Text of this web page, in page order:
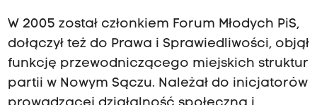
W 2005 został członkiem Forum Młodych PiS,
dołączył też do Prawa i Sprawiedliwości, objął
funkcję przewodniczącego miejskich struktur
partii w Nowym Sączu. Należał do inicjatorów